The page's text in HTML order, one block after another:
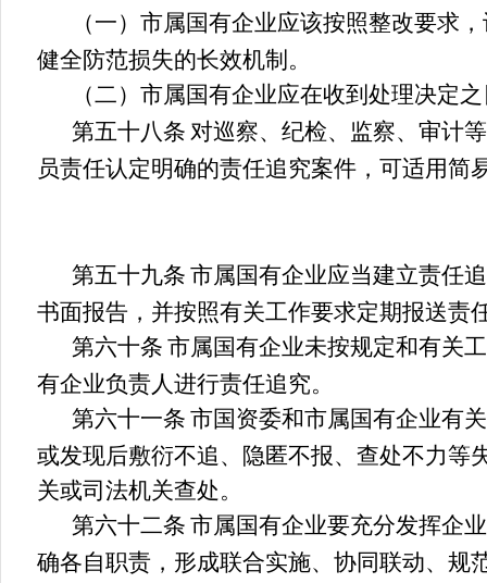
（一）市属国有企业应该按照整改要求
健全防范损失的长效机制。
（二）市属国有企业应在收到处理决定
第五十八条 对巡察、纪检、监察、审计
员责任认定明确的责任追究案件，可适用简
第五十九条 市属国有企业应当建立责任
书面报告，并按照有关工作要求定期报送责
第六十条 市属国有企业未按规定和有关
有企业负责人进行责任追究。
第六十一条 市国资委和市属国有企业有
或发现后敷衍不追、隐匿不报、查处不力等
关或司法机关查处。
第六十二条 市属国有企业要充分发挥企
确各自职责，形成联合实施、协同联动、规